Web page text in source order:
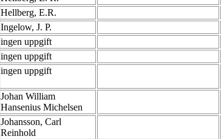
Hellberg, E.R.
Ingelow, J. P.
ingen uppgift
ingen uppgift
ingen uppgift
Johan William
Hansenius Michelsen
Johansson, Carl
Reinhold